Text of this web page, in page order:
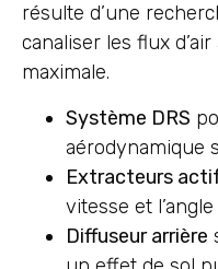
résulte d’une
canaliser les flux
maximale.
Système DRS
aérodynamique
Extracteurs
vitesse et l’angle
Diffuseur arrière